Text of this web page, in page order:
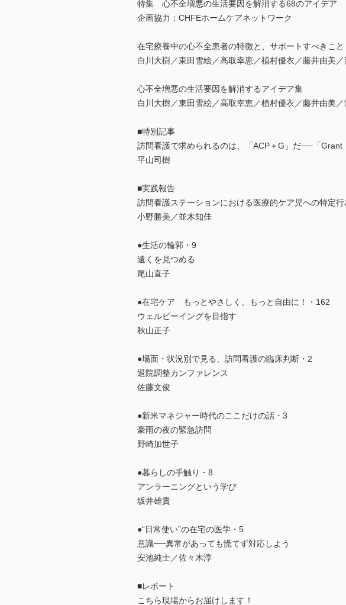
特集 心不全増悪の生活要因を解消する68のアイデア
企画協力：CHFEホームケアネットワーク
在宅療養中の心不全患者の特徴と、サポートすべきこと
白川大樹／東田雪絵／高取幸恵／植村優衣／藤井由美
心不全増悪の生活要因を解消するアイデア集
白川大樹／東田雪絵／高取幸恵／植村優衣／藤井由美
■特別記事
訪問看護で求められるのは、「ACP＋G」だ──「
平山司樹
■実践報告
訪問看護ステーションにおける医療的ケア児への特定
小野勝美／並木知佳
●生活の輪郭・9
遠くを見つめる
尾山直子
●在宅ケア もっとやさしく、もっと自由に！・162
ウェルビーイングを目指す
秋山正子
●場面・状況別で見る、訪問看護の臨床判断・2
退院調整カンファレンス
佐藤文俊
●新米マネジャー時代のここだけの話・3
豪雨の夜の緊急訪問
野崎加世子
●暮らしの手触り・8
アンラーニングという学び
坂井雄貴
●“日常使い”の在宅の医学・5
意識──異常があっても慌てず対応しよう
安池純士／佐々木淳
■レポート
こちら現場からお届けします！